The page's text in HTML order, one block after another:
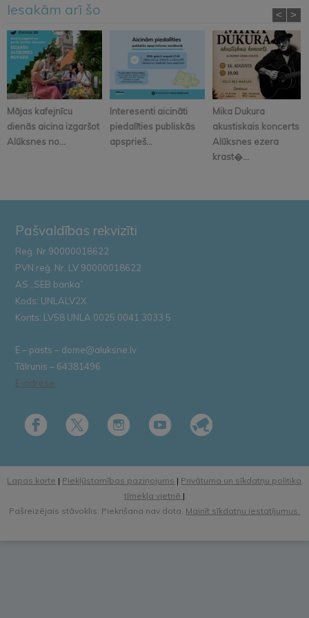
Iesakām arī šo
Mājas kafejnīcu
dienās aicina izgaršot
Alūksnes no...
Interesenti aicināti
piedalīties publiskās
apsprieš...
Mika Dukura
akustiskais koncerts
Alūksnes ezera
krast�...
< >
Pašvaldības rekvizīti
Reģ. Nr.90000018622
PVN reģ. Nr. LV 90000018622
AS „SEB banka”
Kods: UNLALV2X
Konts: LV58 UNLA 0025 0041 3033 5
E – pasts – dome@aluksne.lv
Tālrunis – 64381496
E-adrese
Lapas karte | Piekļūstamības paziņojums | Privātuma un sīkdatņu politika
tīmekļa vietnē |
Pašreizējais stāvoklis: Piekrišana nav dota. Mainīt sīkdatņu iestatījumus.